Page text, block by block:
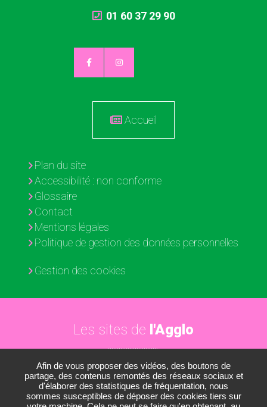
Afin de vous proposer des vidéos, des boutons de
partage, des contenus remontés des réseaux sociaux et
d'élaborer des statistiques de fréquentation, nous
sommes susceptibles de déposer des cookies tiers sur
01 60 37 29 90
Accueil
Plan du site
Accessibilité : non conforme
Glossaire
Contact
Mentions légales
Politique de gestion des données personnelles
Gestion des cookies
Les sites de l'Agglo
Paris - Vallée de la Marne
Les médiathèques